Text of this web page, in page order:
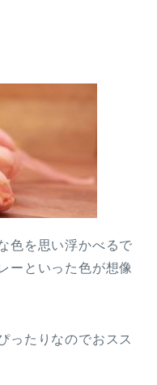
色を思い浮かべるで
ーといった色が想像
ったりなのでおスス